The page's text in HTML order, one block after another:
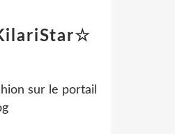
sur le portail